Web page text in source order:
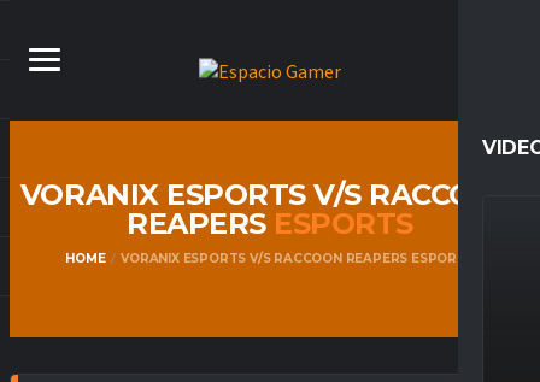
VORANIX ESPORTS V/S RACCOON
REAPERS ESPORTS
HOME VORANIX ESPORTS V/S RACCOON REAPERS ESPORTS